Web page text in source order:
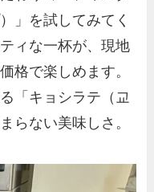
」を試してみてく
ィな一杯が、現地
格で楽しめます。
「キョシラテ（교
らない美味しさ。